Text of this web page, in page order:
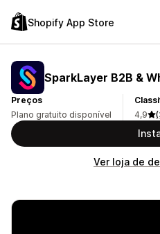
Shopify App Store
SparkLayer B2B &
Preços
Plano gratuito disponível
4,9
Ver loja de